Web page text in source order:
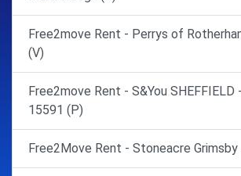
Free2move Rent - Perrys of
(V)
Free2move Rent - S&You SHEFFIELD
15591 (P)
Free2Move Rent - Stoneacre Grimsby